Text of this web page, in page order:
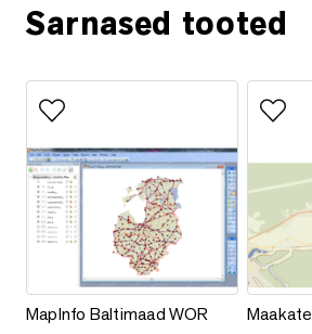
Sarnased tooted
MapInfo Baltimaad WOR
MapInfo Baltimaad WOR Maakate
Maakate